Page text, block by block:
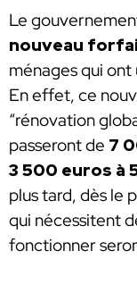
Le
nouveau
ménages qui ont
En effet, ce
“rénovation
passeront de 7
3 500 euros à
plus tard, dès le
qui nécessitent
fonctionner